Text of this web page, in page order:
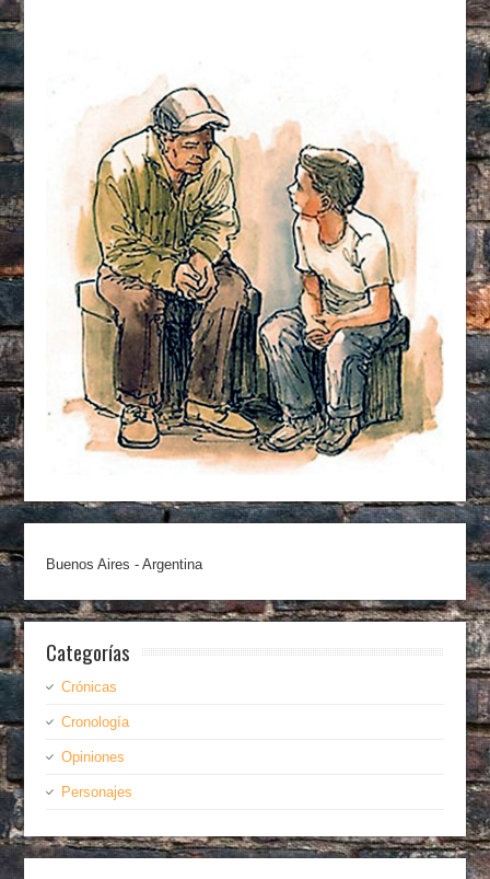
Buenos Aires - Argentina
Categorías
Crónicas
Cronología
Opiniones
Personajes